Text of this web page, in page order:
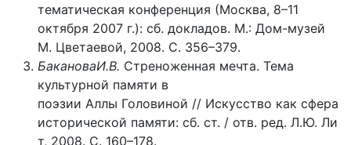
тематическая конференция (Москва, 8–11
октября 2007 г.): сб. докладов. М.: Дом-музей
М. Цветаевой, 2008. С. 356–379.
БакановаИ.В. Стреноженная мечта. Тема
культурной памяти в
поэзии Аллы Головиной // Искусство как сфера
исторической памяти: сб. ст. / отв. ред. Л.Ю.
т, 2008. С. 160–178.